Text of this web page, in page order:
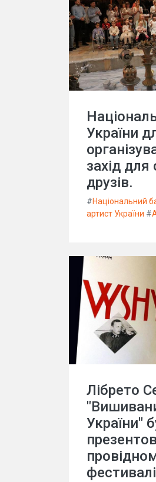
України
захід для
друзів.
#Національний
артист України #
Лібрето
України"